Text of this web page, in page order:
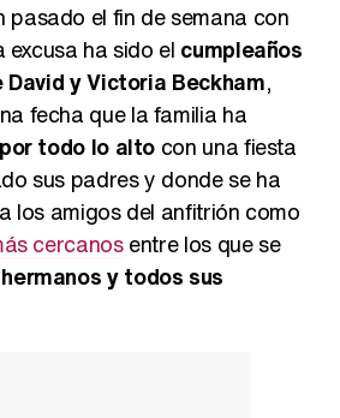
Carlota Corredera y Javier de Hoyos: "La tele tiene que representar al público también y aquí están todos los perfiles posibles&quo;
pasado el fin de semana con
ha sido el cumpleaños
y Victoria Beckham,
fecha que la familia ha
todo lo alto con una fiesta
sus padres y donde se ha
los amigos del anfitrión como
cercanosentre los que se
y todos sus